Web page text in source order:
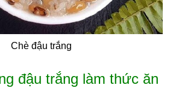
Chè đậu trắng
đậu trắng làm thức ăn